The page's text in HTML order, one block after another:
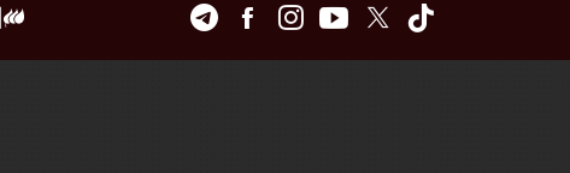
TelegramFacebookInstagramYoutubeTwitter